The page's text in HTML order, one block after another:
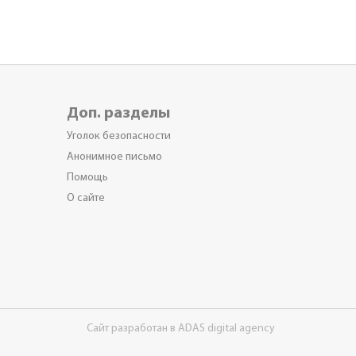
Доп. разделы
Уголок безопасности
Анонимное письмо
Помощь
О сайте
Сайт разработан в ADAS digital agency